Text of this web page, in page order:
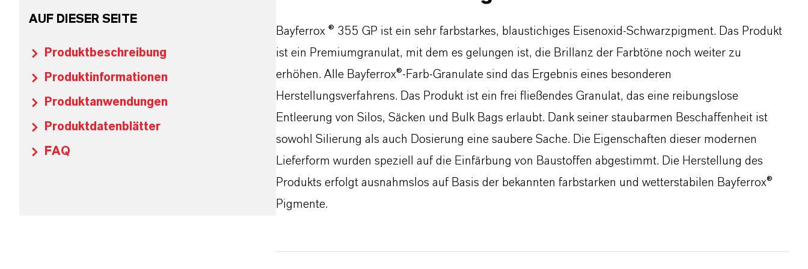
AUF DIESER SEITE
Produktbeschreibung
Produktinformationen
Produktanwendungen
Produktdatenblätter
FAQ
Bayferrox ® 355 GP ist ein sehr farbstarkes, blaustichiges Eisenoxid-Schwarzpigment. Das Produkt
ist ein Premiumgranulat, mit dem es gelungen ist, die Brillanz der Farbtöne noch weiter zu
erhöhen. Alle Bayferrox®-Farb-Granulate sind das Ergebnis eines besonderen
Herstellungsverfahrens. Das Produkt ist ein frei fließendes Granulat, das eine reibungslose
Entleerung von Silos, Säcken und Bulk Bags erlaubt. Dank seiner staubarmen Beschaffenheit ist
sowohl Silierung als auch Dosierung eine saubere Sache. Die Eigenschaften dieser modernen
Lieferform wurden speziell auf die Einfärbung von Baustoffen abgestimmt. Die Herstellung des
Produkts erfolgt ausnahmslos auf Basis der bekannten farbstarken und wetterstabilen Bayferrox®
Pigmente.